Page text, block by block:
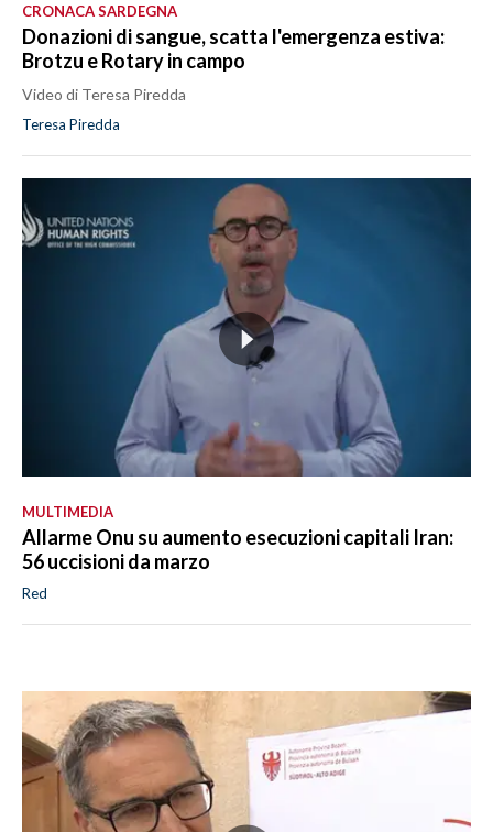
CRONACA SARDEGNA
Donazioni di sangue, scatta l'emergenza estiva:
Brotzu e Rotary in campo
Video di Teresa Piredda
Teresa Piredda
MULTIMEDIA
Allarme Onu su aumento esecuzioni capitali Iran:
56 uccisioni da marzo
Red